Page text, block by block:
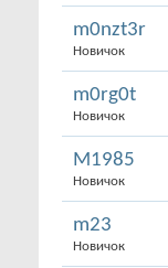
m0nzt3r
Новичок
m0rg0t
Новичок
M1985
Новичок
m23
Новичок